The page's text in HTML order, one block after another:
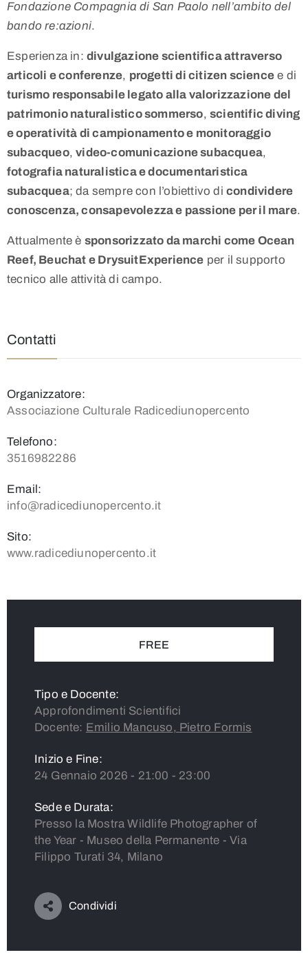
Fondazione Compagnia di San Paolo nell’ambito del
bando re:azioni.
Esperienza in: divulgazione scientifica attraverso
articoli e conferenze, progetti di citizen science e di
turismo responsabile legato alla valorizzazione del
patrimonio naturalistico sommerso,scientific diving
e operatività di campionamento e monitoraggio
subacqueo,video-comunicazione subacquea,
fotografia naturalistica e documentaristica
subacquea; da sempre con l’obiettivo dicondividere
conoscenza, consapevolezza e passione per il mare.
Attualmente è sponsorizzato da marchi come Ocean
Reef, Beuchat e DrysuitExperience per il supporto
tecnico alle attività di campo.
Contatti
Organizzatore:
Associazione Culturale Radicediunopercento
Telefono:
3516982286
Email:
info@radicediunopercento.it
Sito:
www.radicediunopercento.it
FREE
Tipo e Docente:
Approfondimenti Scientifici
Docente: Emilio Mancuso, Pietro Formis
Inizio e Fine:
24 Gennaio 2026 - 21:00 - 23:00
Sede e Durata:
Presso la Mostra Wildlife Photographer of
the Year - Museo della Permanente - Via
Filippo Turati 34, Milano
Condividi